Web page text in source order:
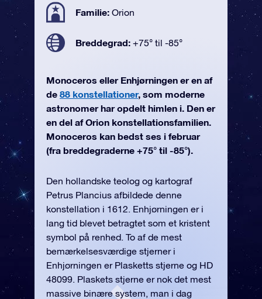
Familie: Orion
Breddegrad: +75° til -85°
Monoceros eller Enhjørningen er en af
de 88 konstellationer, som moderne
astronomer har opdelt himlen i. Den er
en del af Orion konstellationsfamilien.
Monoceros kan bedst ses i februar
(fra breddegraderne +75° til -85°).
Den hollandske teolog og kartograf
Petrus Plancius afbildede denne
konstellation i 1612. Enhjørningen er i
lang tid blevet betragtet som et kristent
symbol på renhed. To af de mest
bemærkelsesværdige stjerner i
Enhjørningen er Plasketts stjerne og HD
48099. Plaskets stjerne er nok det mest
massive binære system, man i dag